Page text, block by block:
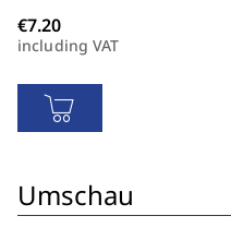
including VAT
Umschau